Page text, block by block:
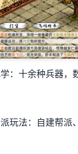
：十余种兵器，
玩法：自建帮派